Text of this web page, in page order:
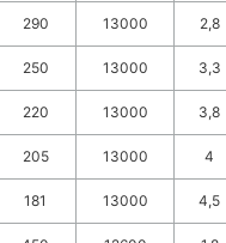
290 13000 2,8
250 13000 3,3
220 13000 3,8
205 13000 4
181 13000 4,5